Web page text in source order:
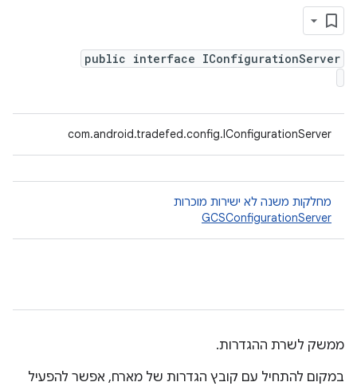
public interface IConfigurationServer
com.android.tradefed.config.IConfigurationServer
מחלקות משנה לא ישירות מוכרות
GCSConfigurationServer
ממשק לשרת ההגדרות.
במקום להתחיל עם קובץ הגדרות של מארח, אפשר להפעיל